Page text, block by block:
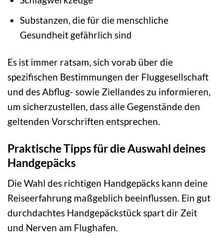
Substanzen, die für die menschliche
Gesundheit gefährlich sind
Es ist immer ratsam, sich vorab über die
spezifischen Bestimmungen der Fluggesellschaft
und des Abflug- sowie Ziellandes zu informieren,
um sicherzustellen, dass alle Gegenstände den
geltenden Vorschriften entsprechen.
Praktische Tipps für die Auswahl deines
Handgepäcks
Die Wahl des richtigen Handgepäcks kann deine
Reiseerfahrung maßgeblich beeinflussen. Ein gut
durchdachtes Handgepäckstück spart dir Zeit
und Nerven am Flughafen.